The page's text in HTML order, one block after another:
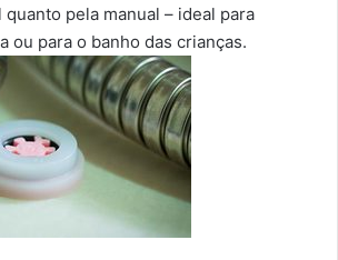
pela manual – ideal para
ou para o banho das crianças.